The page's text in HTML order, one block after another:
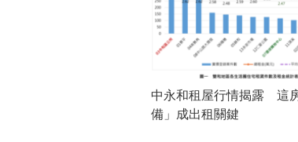
中永和租屋行情揭露 這
備」成出租關鍵